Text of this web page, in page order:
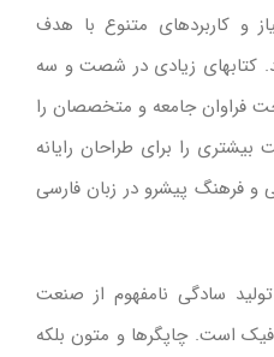
و کاربردهای متنوع با هدف
کتابهای زیادی در شصت و سه
فراوان جامعه و متخصصان را
بیشتری را برای طراحان رایانه
فرهنگ پیشرو در زبان فارسی
سادگی نامفهوم از صنعت
است. چاپگرها و متون بلکه